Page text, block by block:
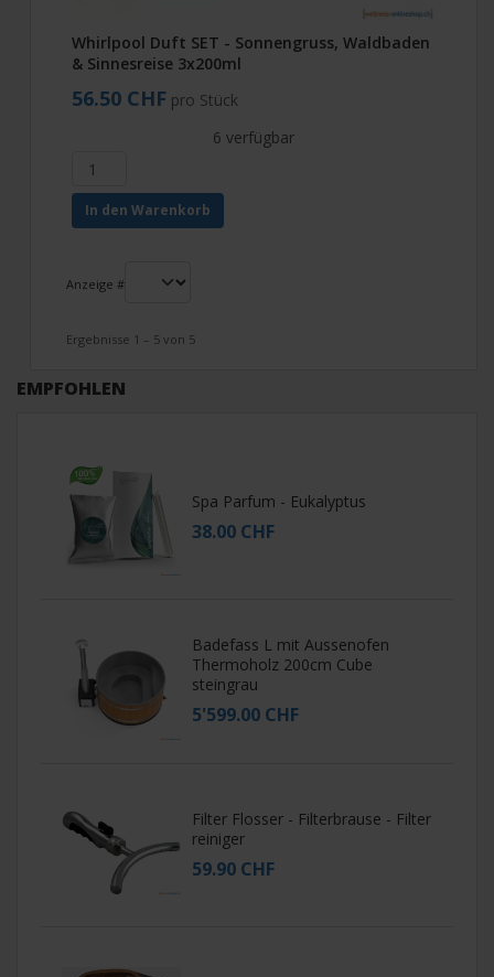
EMPFOHLEN
Spa Parfum - Eukalyptus
38.00 CHF
Badefass L mit Aussenofen
Thermoholz 200cm Cube
steingrau
5'599.00 CHF
Filter Flosser - Filterbrause - Filter
reiniger
59.90 CHF
Whirlpool Duft SET - Sonnengruss, Waldbaden
& Sinnesreise 3x200ml
56.50 CHF pro Stück
6 verfügbar
In den Warenkorb
Anzeige #
Ergebnisse 1 – 5 von 5